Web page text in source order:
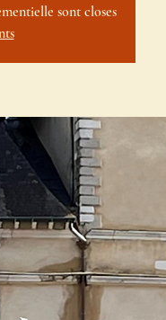
sont closes